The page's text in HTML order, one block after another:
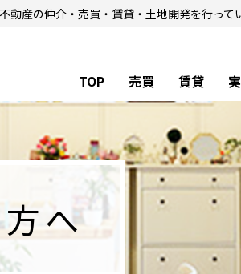
不動産の仲介・売買・賃貸・土地開発を行って
TOP 売買 賃貸
方へ